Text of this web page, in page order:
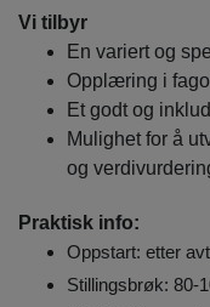
Vi tilbyr
En variert og
Opplæring i
Et godt og
Mulighet for å
og
Praktisk info:
Oppstart: etter
Stillingsbrøk: 80-